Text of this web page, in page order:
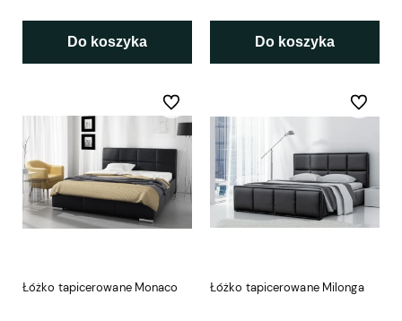
Do koszyka Do koszyka
Łóżko tapicerowane Monaco
Do ulubionych
Łóżko tapicerowane Milonga
Do